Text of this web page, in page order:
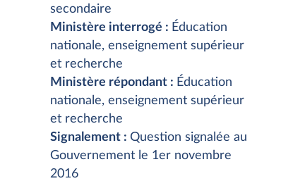
secondaire
Ministère interrogé : Éducation
nationale, enseignement supérieur
et recherche
Ministère répondant : Éducation
nationale, enseignement supérieur
et recherche
Signalement : Question signalée au
Gouvernement le 1er novembre
2016